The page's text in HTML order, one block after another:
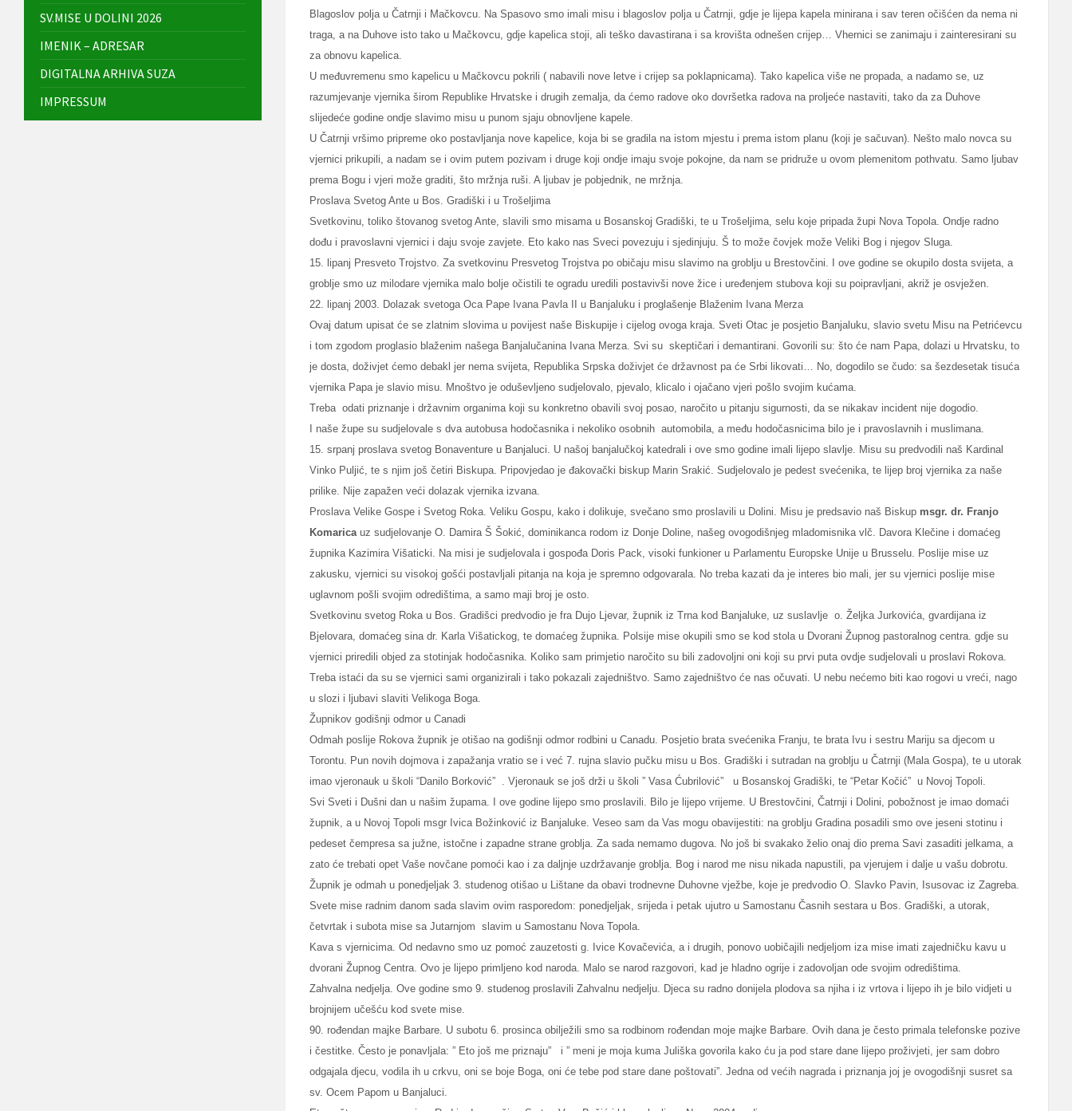
Blagoslov polja u Čatrnji i Mačkovcu. Na Spasovo smo imali misu i blagoslov polja u Čatrnji, gdje je lijepa kapela minirana i sav teren očišćen da nema ni
traga, a na Duhove isto tako u Mačkovcu, gdje kapelica stoji, ali teško davastirana i sa krovišta odnešen crijep… Vhernici se zanimaju i zainteresirani su
za obnovu kapelica.
U međuvremenu smo kapelicu u Mačkovcu pokrili ( nabavili nove letve i crijep sa poklapnicama). Tako kapelica više ne propada, a nadamo se, uz
razumjevanje vjernika širom Republike Hrvatske i drugih zemalja, da ćemo radove oko dovršetka radova na proljeće nastaviti, tako da za Duhove
slijedeće godine ondje slavimo misu u punom sjaju obnovljene kapele.
U Čatrnji vršimo pripreme oko postavljanja nove kapelice, koja bi se gradila na istom mjestu i prema istom planu (koji je sačuvan). Nešto malo novca su
vjernici prikupili, a nadam se i ovim putem pozivam i druge koji ondje imaju svoje pokojne, da nam se pridruže u ovom plemenitom pothvatu. Samo ljubav
prema Bogu i vjeri može graditi, što mržnja ruši. A ljubav je pobjednik, ne mržnja.
Proslava Svetog Ante u Bos. Gradiški i u Trošeljima
Svetkovinu, toliko štovanog svetog Ante, slavili smo misama u Bosanskoj Gradiški, te u Trošeljima, selu koje pripada župi Nova Topola. Ondje radno
dođu i pravoslavni vjernici i daju svoje zavjete. Eto kako nas Sveci povezuju i sjedinjuju. Š to može čovjek može Veliki Bog i njegov Sluga.
15. lipanj Presveto Trojstvo. Za svetkovinu Presvetog Trojstva po običaju misu slavimo na groblju u Brestovčini. I ove godine se okupilo dosta svijeta, a
groblje smo uz milodare vjernika malo bolje očistili te ogradu uredili postavivši nove žice i uređenjem stubova koji su poipravljani, akriž je osvježen.
22. lipanj 2003. Dolazak svetoga Oca Pape Ivana Pavla II u Banjaluku i proglašenje Blaženim Ivana Merza
Ovaj datum upisat će se zlatnim slovima u povijest naše Biskupije i cijelog ovoga kraja. Sveti Otac je posjetio Banjaluku, slavio svetu Misu na Petrićevcu
i tom zgodom proglasio blaženim našega Banjalučanina Ivana Merza. Svi su skeptičari i demantirani. Govorili su: što će nam Papa, dolazi u Hrvatsku, to
je dosta, doživjet ćemo debakl jer nema svijeta, Republika Srpska doživjet će državnost pa će Srbi likovati… No, dogodilo se čudo: sa šezdesetak tisuća
vjernika Papa je slavio misu. Mnoštvo je oduševljeno sudjelovalo, pjevalo, klicalo i ojačano vjeri pošlo svojim kućama.
Treba odati priznanje i državnim organima koji su konkretno obavili svoj posao, naročito u pitanju sigurnosti, da se nikakav incident nije dogodio.
I naše župe su sudjelovale s dva autobusa hodočasnika i nekoliko osobnih automobila, a među hodočasnicima bilo je i pravoslavnih i muslimana.
15. srpanj proslava svetog Bonaventure u Banjaluci. U našoj banjalučkoj katedrali i ove smo godine imali lijepo slavlje. Misu su predvodili naš Kardinal
Vinko Puljić, te s njim još četiri Biskupa. Pripovjedao je đakovački biskup Marin Srakić. Sudjelovalo je pedest svećenika, te lijep broj vjernika za naše
prilike. Nije zapažen veći dolazak vjernika izvana.
Proslava Velike Gospe i Svetog Roka. Veliku Gospu, kako i dolikuje, svečano smo proslavili u Dolini. Misu je predsavio naš Biskup msgr. dr. Franjo
Komaricauz sudjelovanje O. Damira Š Šokić, dominikanca rodom iz Donje Doline, našeg ovogodišnjeg mladomisnika vlč. Davora Klečine i domaćeg
župnika Kazimira Višaticki. Na misi je sudjelovala i gospođa Doris Pack, visoki funkioner u Parlamentu Europske Unije u Brusselu. Poslije mise uz
zakusku, vjernici su visokoj gošći postavljali pitanja na koja je spremno odgovarala. No treba kazati da je interes bio mali, jer su vjernici poslije mise
uglavnom pošli svojim odredištima, a samo maji broj je osto.
Svetkovinu svetog Roka u Bos. Gradišci predvodio je fra Dujo Ljevar, župnik iz Trna kod Banjaluke, uz suslavlje o. Željka Jurkovića, gvardijana iz
Bjelovara, domaćeg sina dr. Karla Višatickog, te domaćeg župnika. Polsije mise okupili smo se kod stola u Dvorani Župnog pastoralnog centra. gdje su
vjernici priredili objed za stotinjak hodočasnika. Koliko sam primjetio naročito su bili zadovoljni oni koji su prvi puta ovdje sudjelovali u proslavi Rokova.
Treba istaći da su se vjernici sami organizirali i tako pokazali zajedništvo. Samo zajedništvo će nas očuvati. U nebu nećemo biti kao rogovi u vreći, nago
u slozi i ljubavi slaviti Velikoga Boga.
Župnikov godišnji odmor u Canadi
Odmah poslije Rokova župnik je otišao na godišnji odmor rodbini u Canadu. Posjetio brata svećenika Franju, te brata Ivu i sestru Mariju sa djecom u
Torontu. Pun novih dojmova i zapažanja vratio se i već 7. rujna slavio pučku misu u Bos. Gradiški i sutradan na groblju u Čatrnji (Mala Gospa), te u utorak
imao vjeronauk u školi “Danilo Borković” . Vjeronauk se još drži u školi ” Vasa Ćubrilović” u Bosanskoj Gradiški, te “Petar Kočić” u Novoj Topoli.
Svi Sveti i Dušni dan u našim župama. I ove godine lijepo smo proslavili. Bilo je lijepo vrijeme. U Brestovčini, Čatrnji i Dolini, pobožnost je imao domaći
župnik, a u Novoj Topoli msgr Ivica Božinković iz Banjaluke. Veseo sam da Vas mogu obavijestiti: na groblju Gradina posadili smo ove jeseni stotinu i
pedeset čempresa sa južne, istočne i zapadne strane groblja. Za sada nemamo dugova. No još bi svakako želio onaj dio prema Savi zasaditi jelkama, a
zato će trebati opet Vaše novčane pomoći kao i za daljnje uzdržavanje groblja. Bog i narod me nisu nikada napustili, pa vjerujem i dalje u vašu dobrotu.
Župnik je odmah u ponedjeljak 3. studenog otišao u Lištane da obavi trodnevne Duhovne vježbe, koje je predvodio O. Slavko Pavin, Isusovac iz Zagreba.
Svete mise radnim danom sada slavim ovim rasporedom: ponedjeljak, srijeda i petak ujutro u Samostanu Časnih sestara u Bos. Gradiški, a utorak,
četvrtak i subota mise sa Jutarnjom
slavim u Samostanu Nova Topola.
Kava s vjernicima. Od nedavno smo uz pomoć zauzetosti g. Ivice Kovačevića, a i drugih, ponovo uobičajili nedjeljom iza mise imati zajedničku kavu u
dvorani Župnog Centra. Ovo je lijepo primljeno kod naroda. Malo se narod razgovori, kad je hladno ogrije i zadovoljan ode svojim odredištima.
Zahvalna nedjelja. Ove godine smo 9. studenog proslavili Zahvalnu nedjelju. Djeca su radno donijela plodova sa njiha i iz vrtova i lijepo ih je bilo vidjeti u
brojnijem učešću kod svete mise.
90. rođendan majke Barbare. U subotu 6. prosinca obilježili smo sa rodbinom rođendan moje majke Barbare. Ovih dana je često primala telefonske pozive
i čestitke. Često je ponavljala: ” Eto još me priznaju”
i ” meni je moja kuma Juliška govorila kako ću ja pod stare dane lijepo proživjeti, jer sam dobro
odgajala djecu, vodila ih u crkvu, oni se boje Boga, oni će tebe pod stare dane poštovati”. Jedna od većih nagrada i priznanja joj je ovogodišnji susret sa
sv. Ocem Papom u Banjaluci.
SV.MISE U DOLINI 2026
IMENIK – ADRESAR
DIGITALNA ARHIVA SUZA
IMPRESSUM